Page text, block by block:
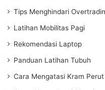
Tips Menghindari
Latihan Mobilitas Pagi
Rekomendasi Laptop
Panduan Latihan Tubuh
Cara Mengatasi Kram Perut